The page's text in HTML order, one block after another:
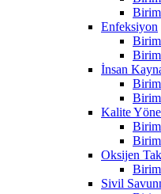
Birim
Enfeksiyon
Birim
İnsan
Birim
Kalite
Birim
Oksijen
Birim
Sivil